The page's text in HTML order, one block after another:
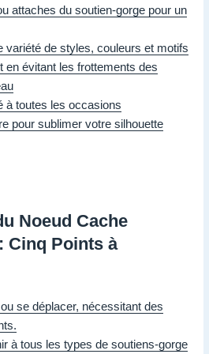
attaches du soutien-gorge pour un
variété de styles, couleurs et motifs
en évitant les frottements des
à toutes les occasions
pour sublimer votre silhouette
Noeud Cache
Cinq Points à
se déplacer, nécessitant des
à tous les types de soutiens-gorge